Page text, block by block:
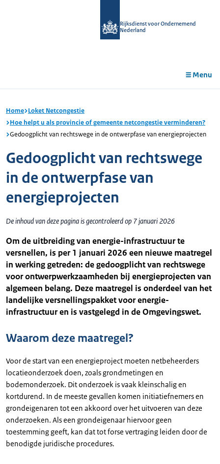
Rijksdienst voor Ondernemend
Nederland
Menu
Home Loket Netcongestie
Hoe helpt u als provincie of gemeente netcongestie verminderen?
Gedoogplicht van rechtswege in de ontwerpfase van energieprojecten
Gedoogplicht van rechtswege
in de ontwerpfase van
energieprojecten
De inhoud van deze pagina is gecontroleerd op 7 januari 2026
Om de uitbreiding van energie-infrastructuur te
versnellen, is per 1 januari 2026 een nieuwe maatregel
in werking getreden: de gedoogplicht van rechtswege
voor ontwerpwerkzaamheden bij energieprojecten van
algemeen belang. Deze maatregel is onderdeel van het
landelijke versnellingspakket voor energie-
infrastructuur en is vastgelegd in de Omgevingswet.
Waarom deze maatregel?
Voor de start van een energieproject moeten netbeheerders
locatieonderzoek doen, zoals grondmetingen en
bodemonderzoek. Dit onderzoek is vaak kleinschalig en
kortdurend. In de meeste gevallen komen initiatiefnemers en
grondeigenaren tot een akkoord over het uitvoeren van deze
onderzoeken. Als een grondeigenaar hiervoor geen
toestemming geeft, kan dat tot forse vertraging leiden door de
benodigde juridische procedures.